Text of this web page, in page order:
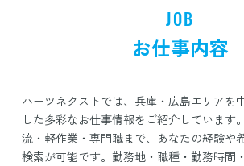
JOB
お仕事内容
ハーツネクストでは、兵庫・広島エリアを
した多彩なお仕事情報をご紹介しています
流・軽作業・専門職まで、あなたの経験や
検索が可能です。勤務地・職種・勤務時間